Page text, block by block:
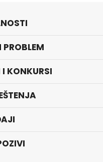
KONKURSI